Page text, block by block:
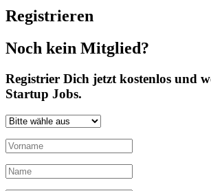
Registrieren
Noch kein Mitglied?
Registrier Dich jetzt kostenlos und
Startup Jobs.